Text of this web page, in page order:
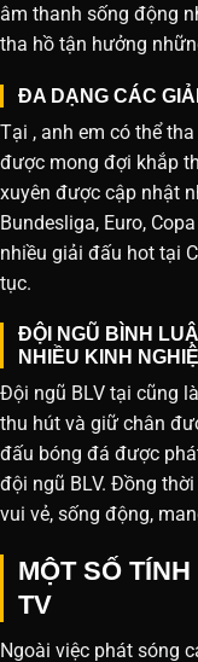
âm thanh sống động
tha hồ tận hưởng
ĐA DẠNG CÁC
Tại , anh em có thể
được mong đợi khắp
xuyên được cập nhật
Bundesliga, Euro,
nhiều giải đấu hot tại
tục.
ĐỘI NGŨ BÌNH
NHIỀU KINH
Đội ngũ BLV tại cũng
thu hút và giữ chân
đấu bóng đá được
đội ngũ BLV. Đồng
vui vẻ, sống động,
MỘT SỐ
TV
Ngoài việc phát sóng